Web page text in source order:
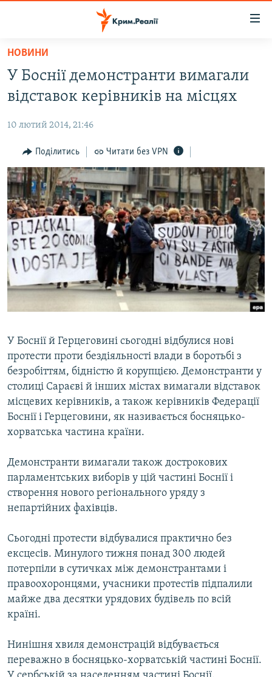
Перейти
основного
матеріалу
до
навігації
Перейти
до
пошуку
ПОЛІТИКА
БЛОГИ
ПОГЛЯД
ІНТЕРВ'Ю
ВСЕ ЗА ДЕНЬ
СПЕЦПРОЕКТИ
ДЕПОРТАЦІЯ
ВІДЕОУРОКИ «ELIFBE»
ЯК ОБІЙТИ БЛОКУВАННЯ
Русский
Qırımtatar
Усі сайти RFE/RL
НОВИНИ
У Боснії демонстранти вимагали
відставок керівників на місцях
10 лютий 2014, 21:46
Поділитись Читати без VPN
У Боснії й Герцеговині сьогодні відбулися нові
протести проти бездіяльності влади в боротьбі з
безробіттям, бідністю й корупцією. Демонстранти у
столиці Сараєві й інших містах вимагали відставок
місцевих керівників, а також керівників Федерації
Боснії і Герцеговини, як називається босняцько-
хорватська частина країни.
Демонстранти вимагали також дострокових
парламентських виборів у цій частині Боснії і
створення нового регіонального уряду з
непартійних фахівців.
Сьогодні протести відбувалися практично без
ексцесів. Минулого тижня понад 300 людей
потерпіли в сутичках між демонстрантами і
правоохоронцями, учасники протестів підпалили
майже два десятки урядових будівель по всій
країні.
Нинішня хвиля демонстрацій відбувається
переважно в босняцько-хорватській частині Боснії.